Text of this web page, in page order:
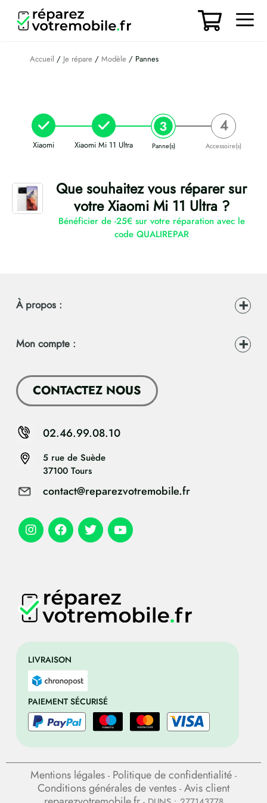
contenu
Accueil / Je répare / Modèle / Pannes
Xiaomi Xiaomi Mi 11 Ultra Panne(s) Accessoire(s)
Que souhaitez vous réparer sur
votre Xiaomi Mi 11 Ultra ?
Bénéficier de -25€ sur votre réparation avec le
code QUALIREPAR
LIVRAISON
PAIEMENT SÉCURISÉ
À propos :
Mon compte :
CONTACTEZ NOUS
5 rue de Suède
37100 Tours
contact@reparezvotremobile.fr
02.46.99.08.10
Mentions légales - Politique de confidentialité -
Conditions générales de ventes - Avis client